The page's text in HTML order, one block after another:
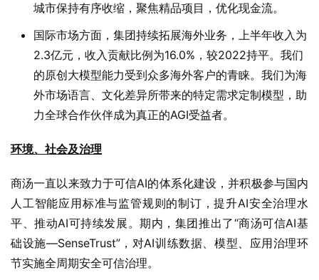
城市保持有序收缩，聚焦精品项目，优化现金流。
国际市场方面，集团持续拓展海外业务，上半年收入为
2.3亿元，收入贡献比例为16.0%，较2022持平。我们
的原创大模型能力受到众多海外客户的青睐。我们为海
外市场语言、文化差异所带来的特定需求定制模型，助
力全球合作伙伴成为真正的AGI受益者。
环境、社会及治理
商汤一直以来致力于可信AI的体系化建设，并积极参与国内
人工智能应用标准与监管规则的制订，提升AI安全治理水
平、推动AI可持续发展。期内，集团推出了“商汤可信AI基
础设施—SenseTrust”，对AI训练数据、模型、应用治理环
节实施全周期安全可信治理。